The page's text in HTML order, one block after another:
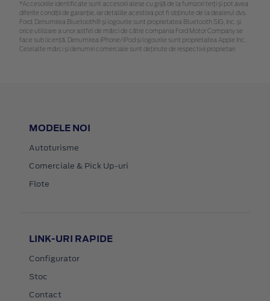
*Accesoriile identificate sunt accesorii alese cu grijă de la furnizori terți și pot avea
diferite condiții de garanție, iar detaliile acestora pot fi obținute de la dealerul dvs.
Ford. Denumirea Bluetooth® și logourile sunt proprietatea Bluetooth SIG, Inc. și
orice utilizare a unor astfel de mărci de către compania Ford Motor Company se
face sub licență. Denumirea iPhone/iPod și logourile sunt proprietatea Apple Inc.
Celelalte mărci și denumiri comerciale sunt deținute de respectivii proprietari
MODELE NOI
Autoturisme
Comerciale & Pick Up-uri
Flote
LINK-URI RAPIDE
Configurator
Stoc
Contact